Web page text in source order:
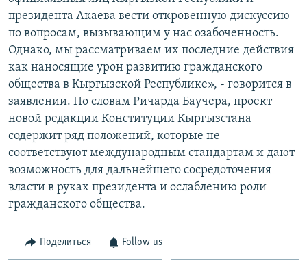
президента Акаева вести откровенную дискуссию
по вопросам, вызывающим у нас озабоченность.
Однако, мы рассматриваем их последние действия
как наносящие урон развитию гражданского
общества в Кыргызской Республике», - говорится в
заявлении. По словам Ричарда Баучера, проект
новой редакции Конституции Кыргызстана
содержит ряд положений, которые не
соответствуют международным стандартам и дают
возможность для дальнейшего сосредоточения
власти в руках президента и ослаблению роли
гражданского общества.
Поделиться Follow us